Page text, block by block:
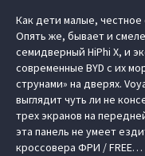
Как дети малые, честное
Опять же, бывает и
семидверный HiPhi X, и
современные BYD с их
струнами» на дверях.
выглядит чуть ли не
трех экранов на
эта панель не умеет
кроссовера ФРИ / FREE…